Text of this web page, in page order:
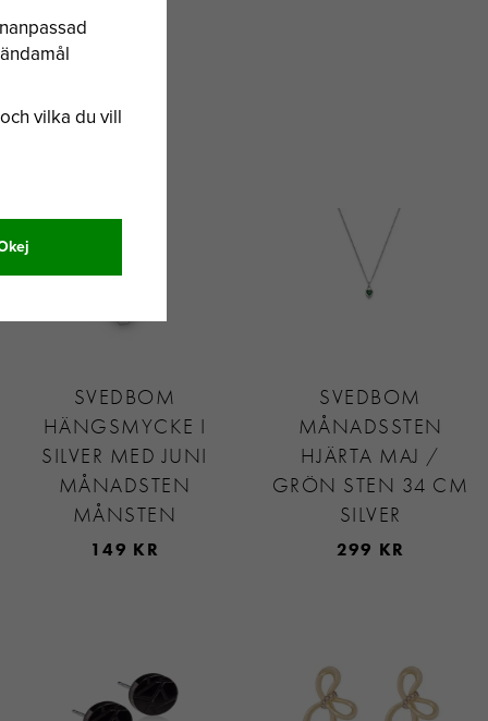
SVEDBOM
HÄNGSMYCKE I
SILVER MED JUNI
MÅNADSTEN
MÅNSTEN
149 KR
SVEDBOM
MÅNADSSTEN
HJÄRTA MAJ /
GRÖN STEN 34 CM
SILVER
299 KR
vilka du vill